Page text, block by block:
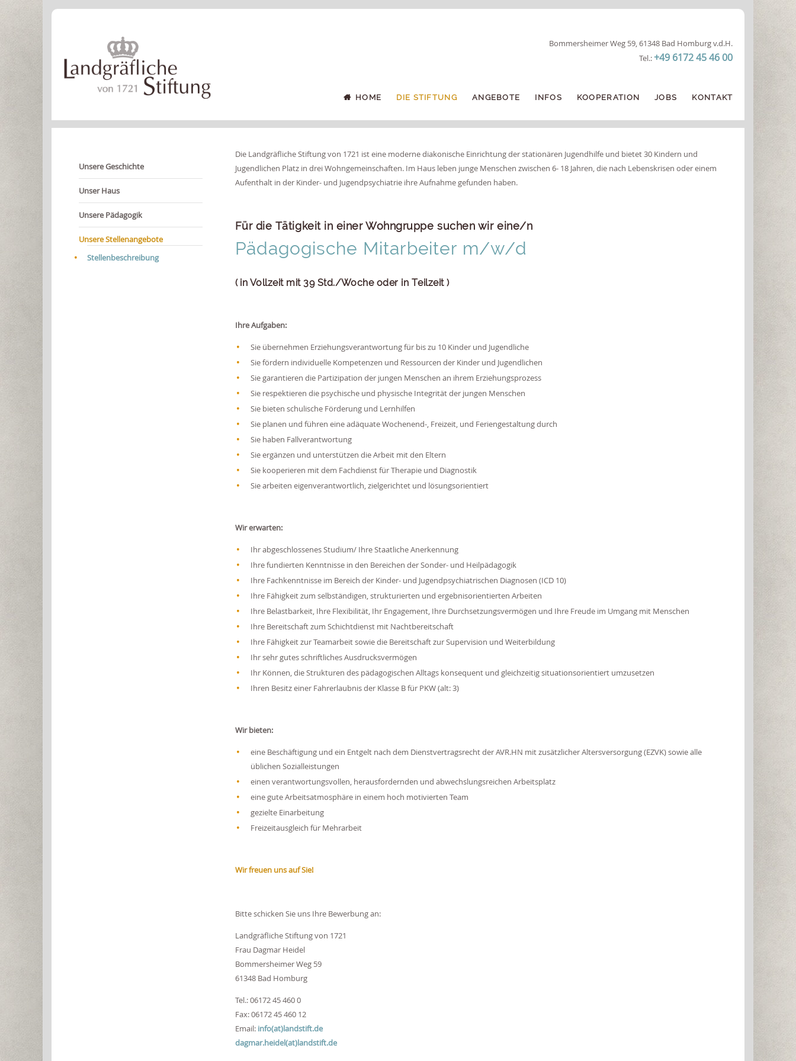
Bommersheimer Weg 59, 61348 Bad Homburg v.d.H.
Tel.:+49 6172 45 46 00
HOME DIE STIFTUNG ANGEBOTE INFOS KOOPERATION JOBS KONTAKT
Unsere Geschichte
Unser Haus
Unsere Pädagogik
Unsere Stellenangebote
Stellenbeschreibung
Die Landgräfliche Stiftung von 1721 ist eine moderne diakonische Einrichtung der stationären Jugendhilfe und bietet 30 Kindern und
Jugendlichen Platz in drei Wohngemeinschaften. Im Haus leben junge Menschen zwischen 6- 18 Jahren, die nach Lebenskrisen oder einem
Aufenthalt in der Kinder- und Jugendpsychiatrie ihre Aufnahme gefunden haben.
Für die Tätigkeit in einer Wohngruppe suchen wir eine/n
Pädagogische Mitarbeiter m/w/d
( in Vollzeit mit 39 Std./Woche oder in Teilzeit )
Ihre Aufgaben:
Sie übernehmen Erziehungsverantwortung für bis zu 10 Kinder und Jugendliche
Sie fördern individuelle Kompetenzen und Ressourcen der Kinder und Jugendlichen
Sie garantieren die Partizipation der jungen Menschen an ihrem Erziehungsprozess
Sie respektieren die psychische und physische Integrität der jungen Menschen
Sie bieten schulische Förderung und Lernhilfen
Sie planen und führen eine adäquate Wochenend-, Freizeit, und Feriengestaltung durch
Sie haben Fallverantwortung
Sie ergänzen und unterstützen die Arbeit mit den Eltern
Sie kooperieren mit dem Fachdienst für Therapie und Diagnostik
Sie arbeiten eigenverantwortlich, zielgerichtet und lösungsorientiert
Wir erwarten:
Ihr abgeschlossenes Studium/ Ihre Staatliche Anerkennung
Ihre fundierten Kenntnisse in den Bereichen der Sonder- und Heilpädagogik
Ihre Fachkenntnisse im Bereich der Kinder- und Jugendpsychiatrischen Diagnosen (ICD 10)
Ihre Fähigkeit zum selbständigen, strukturierten und ergebnisorientierten Arbeiten
Ihre Belastbarkeit, Ihre Flexibilität, Ihr Engagement, Ihre Durchsetzungsvermögen und Ihre Freude im Umgang mit Menschen
Ihre Bereitschaft zum Schichtdienst mit Nachtbereitschaft
Ihre Fähigkeit zur Teamarbeit sowie die Bereitschaft zur Supervision und Weiterbildung
Ihr sehr gutes schriftliches Ausdrucksvermögen
Ihr Können, die Strukturen des pädagogischen Alltags konsequent und gleichzeitig situationsorientiert umzusetzen
Ihren Besitz einer Fahrerlaubnis der Klasse B für PKW (alt: 3)
Wir bieten:
eine Beschäftigung und ein Entgelt nach dem Dienstvertragsrecht der AVR.HN mit zusätzlicher Altersversorgung (EZVK) sowie alle
üblichen Sozialleistungen
einen verantwortungsvollen, herausfordernden und abwechslungsreichen Arbeitsplatz
eine gute Arbeitsatmosphäre in einem hoch motivierten Team
gezielte Einarbeitung
Freizeitausgleich für Mehrarbeit
Wir freuen uns auf Sie!
Bitte schicken Sie uns Ihre Bewerbung an:
Landgräfliche Stiftung von 1721
Frau Dagmar Heidel
Bommersheimer Weg 59
61348 Bad Homburg
Tel.: 06172 45 460 0
Fax: 06172 45 460 12
Email: info(at)landstift.de
dagmar.heidel(at)landstift.de